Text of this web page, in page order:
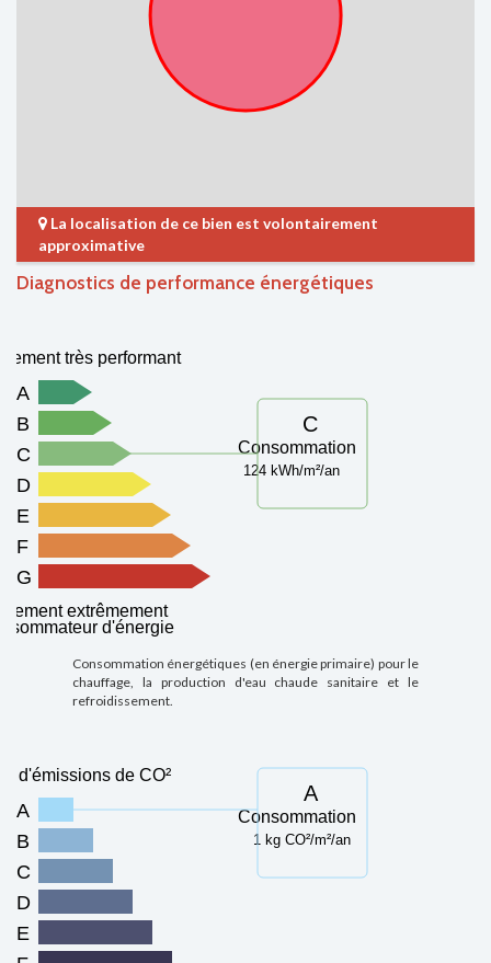
La localisation de ce bien est volontairement
approximative
Diagnostics de performance énergétiques
très performant
A
B
C
Consommation
124 kWh/m²/an
C
D
E
F
G
extrêmement
d'énergie
Consommation énergétiques (en énergie primaire) pour le
chauffage, la production d'eau chaude sanitaire et le
refroidissement.
d'émissions de CO²
A
Consommation
1 kg CO²/m²/an
A
B
C
D
E